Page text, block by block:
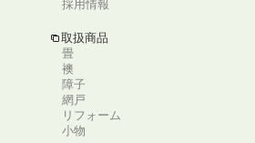
採用情報
tabs取扱商品
畳
襖
障子
網戸
リフォーム
小物